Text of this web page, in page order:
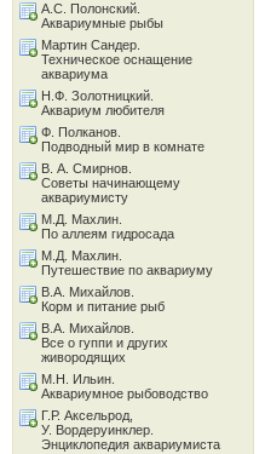
А.С. Полонский.
Аквариумные рыбы
Мартин Сандер.
Техническое оснащение
аквариума
Н.Ф. Золотницкий.
Аквариум любителя
Ф. Полканов.
Подводный мир в комнате
В. А. Смирнов.
Советы начинающему
аквариумисту
М.Д. Махлин.
По аллеям гидросада
М.Д. Махлин.
Путешествие по аквариуму
В.А. Михайлов.
Корм и питание рыб
В.А. Михайлов.
Все о гуппи и других
живородящих
М.Н. Ильин.
Аквариумное рыбоводство
Г.Р. Аксельрод,
У. Вордеруинклер.
Энциклопедия аквариумиста